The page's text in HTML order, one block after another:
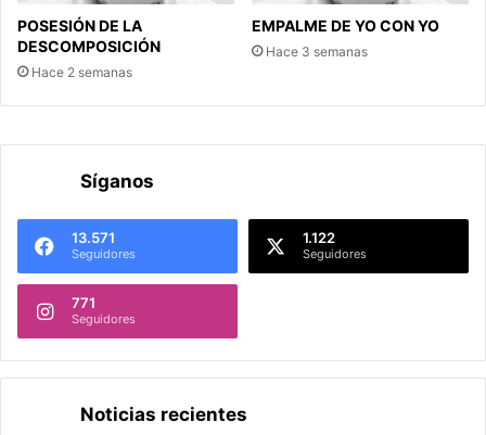
POSESIÓN DE LA
DESCOMPOSICIÓN
Hace 2 semanas
EMPALME DE YO CON YO
Hace 3 semanas
Síganos
13.571
Seguidores
1.122
Seguidores
771
Seguidores
Noticias recientes